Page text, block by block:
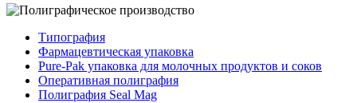
Типография
Фармацевтическая упаковка
Pure-Pak упаковка для молочных продуктов и соков
Оперативная полиграфия
Полиграфия Seal Mag